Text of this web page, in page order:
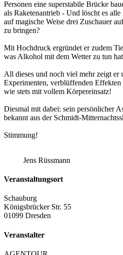
Personen eine superstabile Brücke
als Raketenantrieb - Und löscht es
auf magische Weise drei Zuschauer
zu bringen?
Mit Hochdruck ergründet er zudem
was Alkohol mit dem Wetter zu tun
All dieses und noch viel mehr zeigt er
Experimenten, verblüffenden
wie stets mit vollem Körpereinsatz!
Diesmal mit dabei: sein persönlicher
bekannt aus der Schmidt-
Stimmung!
Jens Rüssmann
Veranstaltungsort
Schauburg
Königsbrücker Str. 55
01099 Dresden
Veranstalter